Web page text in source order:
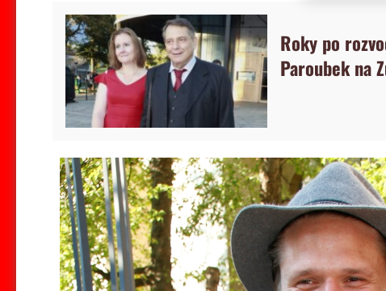
obsahu,
Roky po
Paroubek na